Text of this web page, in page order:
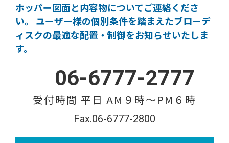
ホッパー図面と内容物についてご連絡くださ
い。
ユーザー様の個別条件を踏まえたブローデ
ィスクの最適な配置・制御をお知らせいたしま
す。
06-6777-2777
受付時間 平日 AM９時〜PM６時
Fax.06-6777-2800